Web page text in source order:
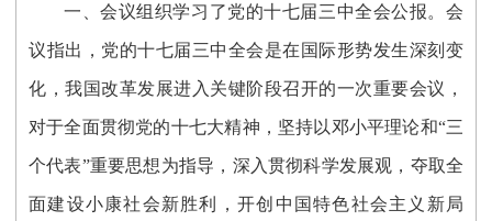
一、会议组织学习了党的十七届三中全会公报。会
议指出，党的十七届三中全会是在国际形势发生深刻变
化，我国改革发展进入关键阶段召开的一次重要会议，
对于全面贯彻党的十七大精神，坚持以邓小平理论和“三
个代表”重要思想为指导，深入贯彻科学发展观，夺取全
面建设小康社会新胜利，开创中国特色社会主义新局